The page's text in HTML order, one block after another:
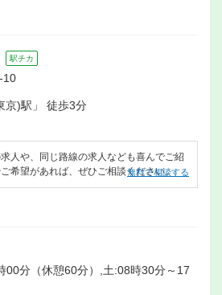
駅チカ
10
京)駅」 徒歩3分
人や、同じ路線の求人なども喜んでご紹
希望があれば、ぜひご相談ください。
無料で相談する
00分（休憩60分）,土:08時30分～17